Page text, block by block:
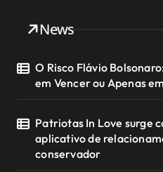
News
O Risco Flávio
em Vencer ou Apenas
Patriotas In Love surge
aplicativo de
conservador